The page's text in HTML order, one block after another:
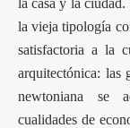
la vieja tipología
satisfactoria a la
arquitectónica: las
newtoniana se
cualidades de